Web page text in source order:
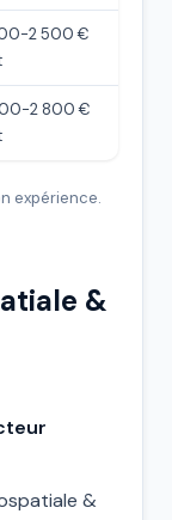
2 500 €
2 800 €
expérience.
&
&